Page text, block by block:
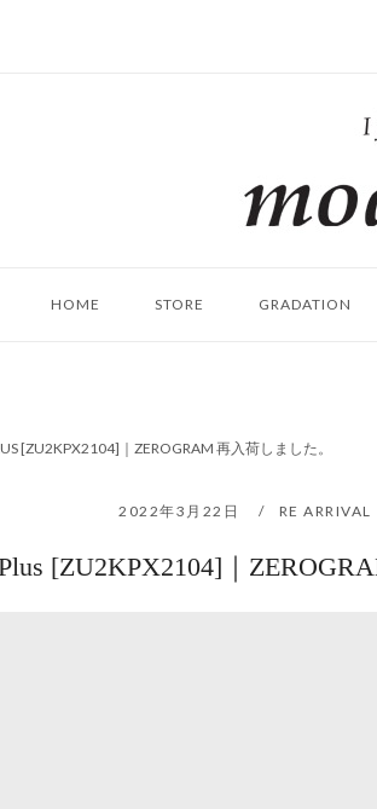
HOME STORE GRADATION
[ZU2KPX2104]｜ZEROGRAM 再入荷しました。
2022年3月22日 RE ARRIVAL
[ZU2KPX2104]｜